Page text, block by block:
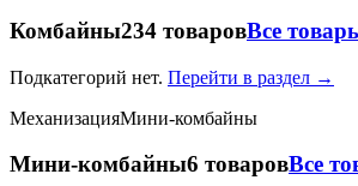
Комбайны234 товаровВсе
Подкатегорий нет. Перейти в раздел →
МеханизацияМини-комбайны
Мини-комбайны6 товаровВсе